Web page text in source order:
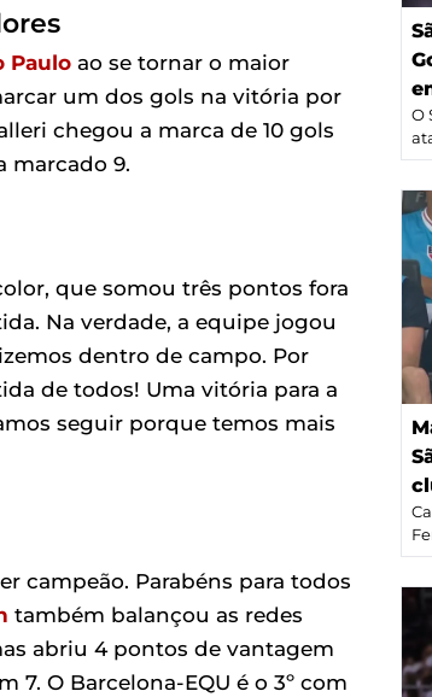
Paulo ao se tornar o maior
um dos gols na vitória por
chegou a marca de 10 gols
marcado 9.
que somou três pontos fora
Na verdade, a equipe jogou
dentro de campo. Por
de todos! Uma vitória para a
seguir porque temos mais
campeão. Parabéns para todos
também balançou as redes
abriu 4 pontos de vantagem
7. O Barcelona-EQU é o 3º com
O